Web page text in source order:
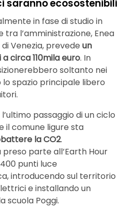
saranno ecosostenibili
in fase di studio in
l’amministrazione, Enea
di Venezia, prevede un
circa 110mila euro. In
soltanto nei
lo spazio principale libero
passaggio di un ciclo
il comune ligure sta
la CO2.
preso parte all’Earth Hour
punti luce
introducendo sul territorio
e installando un
scuola Poggi.